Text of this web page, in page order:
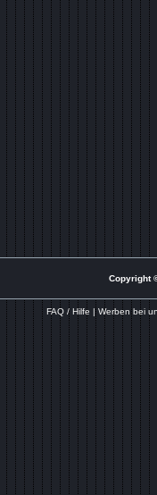
Copyright
FAQ / Hilfe |Werben bei